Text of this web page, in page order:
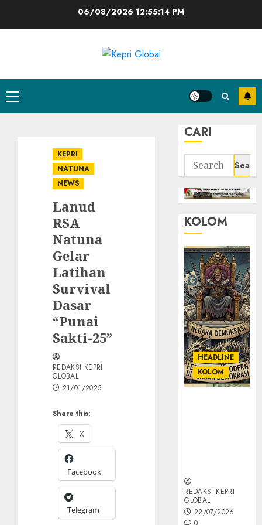
06/08/2026 12:55:15 PM
Primary
Menu
KEPRI
NATUNA
NEWS
Lanud
RSA
Natuna
Gelar
Latihan
Survival
Dasar
“Punai
Sakti-25”
Share this:
X
Facebook
Telegram
REDAKSI KEPRI
GLOBAL
21/01/2025
CARI
Search
for:
KOLOM
HEADLINE
KOLOM
REDAKSI KEPRI
GLOBAL
22/07/2026